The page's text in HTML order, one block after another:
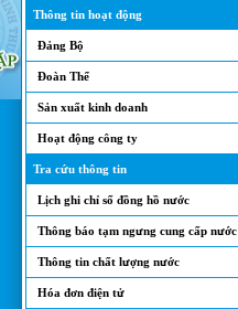
Thông tin hoạt động
Đảng Bộ
Đoàn Thể
Sản xuất kinh doanh
Hoạt động công ty
Tra cứu thông tin
Lịch ghi chỉ số đồng hồ nước
Thông báo tạm ngưng cung cấp nước
Thông tin chất lượng nước
Hóa đơn điện tử